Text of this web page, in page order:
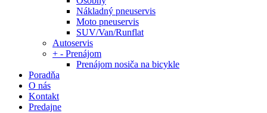
Nákladný pneuservis
Moto pneuservis
SUV/Van/Runflat
Autoservis
+ - Prenájom
Prenájom nosiča na bicykle
Poradňa
O nás
Kontakt
Predajne